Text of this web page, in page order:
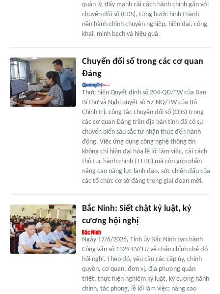
quản lý, đẩy mạnh cải cách hành chính gắn với
chuyển đổi số (CĐS), từng bước hình thành
nền hành chính chuyên nghiệp, hiện đại, công
khai, minh bạch và hiệu quả.
Chuyển đổi số trong các cơ quan
Đảng
Thực hiện Quyết định số 204-QĐ/TW của Ban
Bí thư và Nghị quyết số 57-NQ/TW của Bộ
Chính trị, công tác chuyển đổi số (CĐS) trong
các cơ quan Đảng trên địa bàn tỉnh đã có sự
chuyển biến sâu sắc từ nhận thức đến hành
động. Việc ứng dụng công nghệ thông tin
không chỉ hiện đại hóa lề lối làm việc, cải cách
thủ tục hành chính (TTHC) mà còn góp phần
nâng cao năng lực lãnh đạo, sức chiến đấu của
các tổ chức cơ sở đảng trong giai đoạn mới.
Bắc Ninh: Siết chặt kỷ luật, kỷ
cương hội nghị
Ngày 17/6/2026, Tỉnh ủy Bắc Ninh ban hành
Công văn số 1329-CV/TU về chấn chỉnh chế độ
hội nghị. Theo đó, yêu cầu các cấp ủy, chính
quyền, cơ quan, đơn vị, địa phương quán
triệt, thực hiện nghiêm kỷ luật, kỷ cương hành
chính, tác phong, lề lối làm việc; nâng cao